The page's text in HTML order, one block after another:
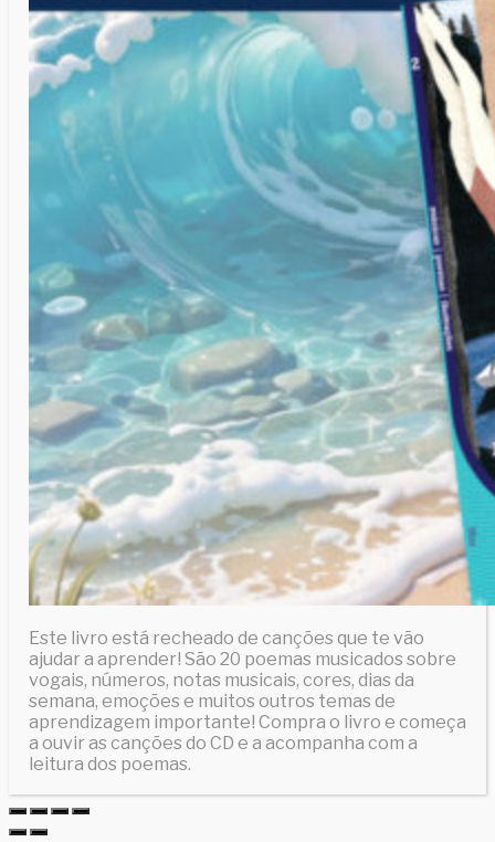
Este livro está recheado de canções que te vão
ajudar a aprender! São 20 poemas musicados sobre
vogais, números, notas musicais, cores, dias da
semana, emoções e muitos outros temas de
aprendizagem importante! Compra o livro e começa
a ouvir as canções do CD e a acompanha com a
leitura dos poemas.